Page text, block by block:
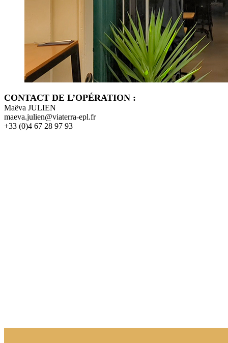
CONTACT DE L’OPÉRATION :
Maëva JULIEN
maeva.julien@viaterra-epl.fr
+33 (0)4 67 28 97 93